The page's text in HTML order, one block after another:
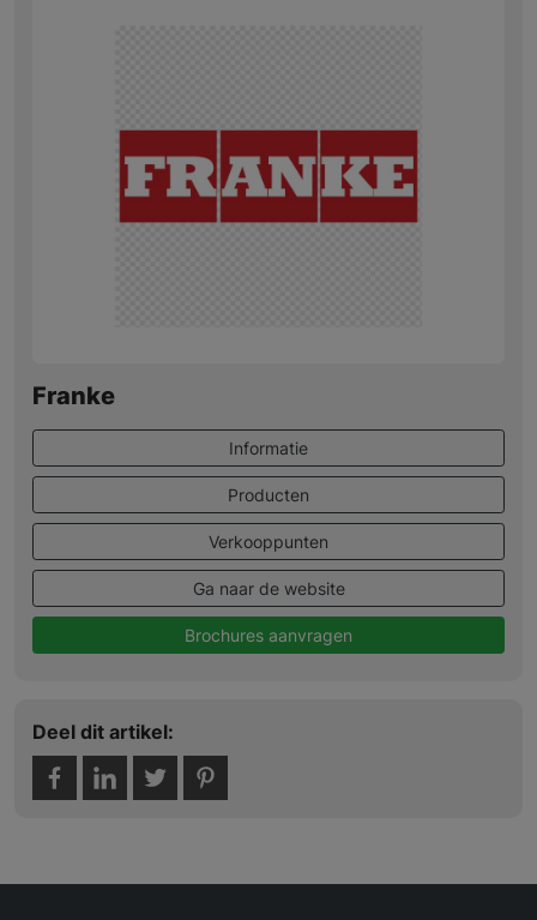
Franke
Informatie
Producten
Verkooppunten
Ga naar de website
Brochures aanvragen
Deel dit artikel: